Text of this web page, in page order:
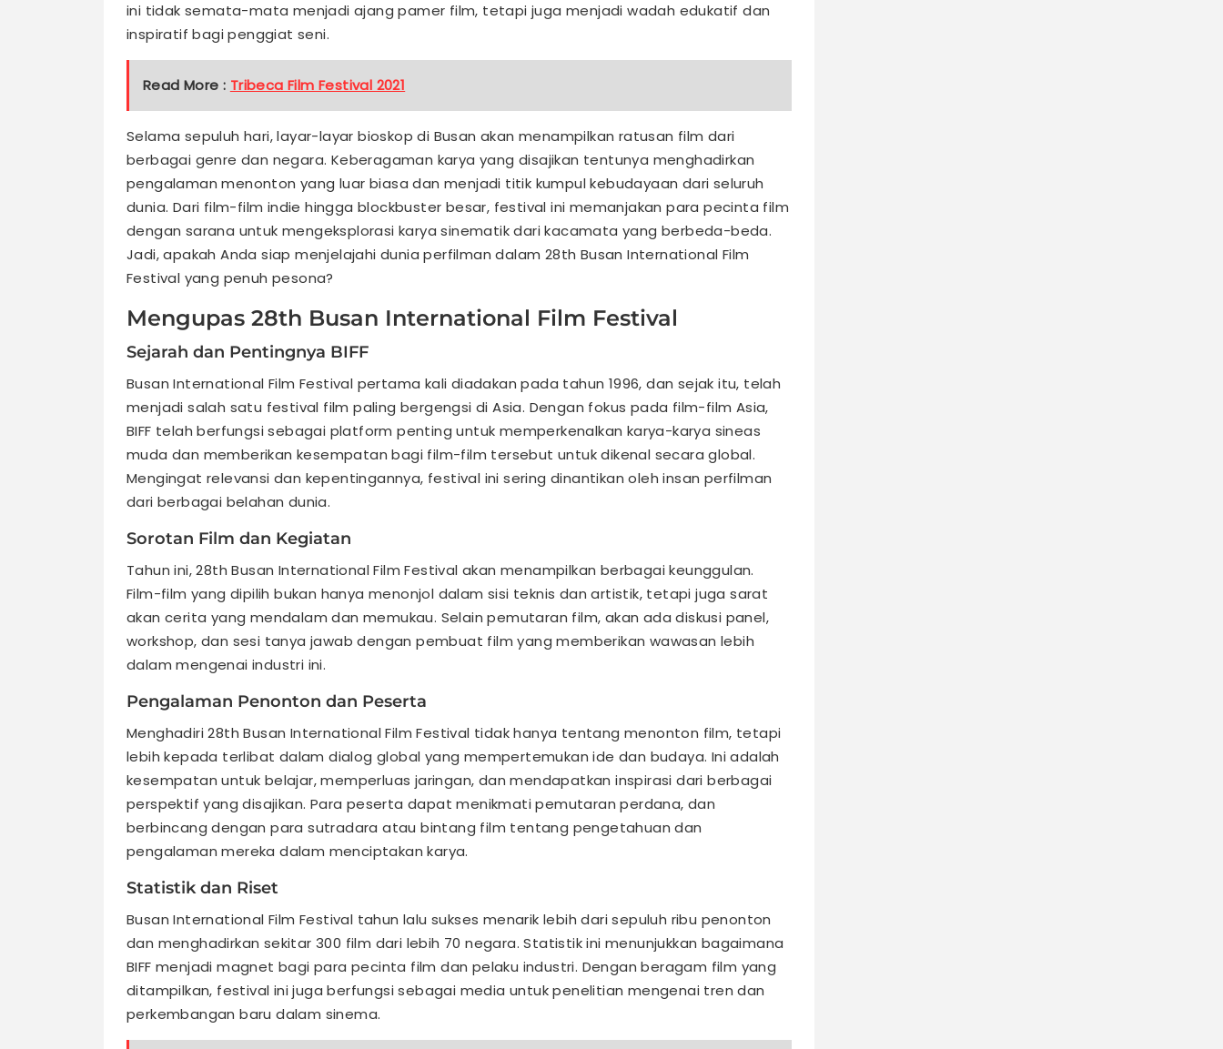
ini tidak semata-mata menjadi ajang pamer film, tetapi juga menjadi wadah edukatif dan
inspiratif bagi penggiat seni.
Read More : Tribeca Film Festival 2021
Selama sepuluh hari, layar-layar bioskop di Busan akan menampilkan ratusan film dari
berbagai genre dan negara. Keberagaman karya yang disajikan tentunya menghadirkan
pengalaman menonton yang luar biasa dan menjadi titik kumpul kebudayaan dari seluruh
dunia. Dari film-film indie hingga blockbuster besar, festival ini memanjakan para pecinta film
dengan sarana untuk mengeksplorasi karya sinematik dari kacamata yang berbeda-beda.
Jadi, apakah Anda siap menjelajahi dunia perfilman dalam 28th Busan International Film
Festival yang penuh pesona?
Mengupas 28th Busan International Film Festival
Sejarah dan Pentingnya BIFF
Busan International Film Festival pertama kali diadakan pada tahun 1996, dan sejak itu, telah
menjadi salah satu festival film paling bergengsi di Asia. Dengan fokus pada film-film Asia,
BIFF telah berfungsi sebagai platform penting untuk memperkenalkan karya-karya sineas
muda dan memberikan kesempatan bagi film-film tersebut untuk dikenal secara global.
Mengingat relevansi dan kepentingannya, festival ini sering dinantikan oleh insan perfilman
dari berbagai belahan dunia.
Sorotan Film dan Kegiatan
Tahun ini, 28th Busan International Film Festival akan menampilkan berbagai keunggulan.
Film-film yang dipilih bukan hanya menonjol dalam sisi teknis dan artistik, tetapi juga sarat
akan cerita yang mendalam dan memukau. Selain pemutaran film, akan ada diskusi panel,
workshop, dan sesi tanya jawab dengan pembuat film yang memberikan wawasan lebih
dalam mengenai industri ini.
Pengalaman Penonton dan Peserta
Menghadiri 28th Busan International Film Festival tidak hanya tentang menonton film, tetapi
lebih kepada terlibat dalam dialog global yang mempertemukan ide dan budaya. Ini adalah
kesempatan untuk belajar, memperluas jaringan, dan mendapatkan inspirasi dari berbagai
perspektif yang disajikan. Para peserta dapat menikmati pemutaran perdana, dan
berbincang dengan para sutradara atau bintang film tentang pengetahuan dan
pengalaman mereka dalam menciptakan karya.
Statistik dan Riset
Busan International Film Festival tahun lalu sukses menarik lebih dari sepuluh ribu penonton
dan menghadirkan sekitar 300 film dari lebih 70 negara. Statistik ini menunjukkan bagaimana
BIFF menjadi magnet bagi para pecinta film dan pelaku industri. Dengan beragam film yang
ditampilkan, festival ini juga berfungsi sebagai media untuk penelitian mengenai tren dan
perkembangan baru dalam sinema.